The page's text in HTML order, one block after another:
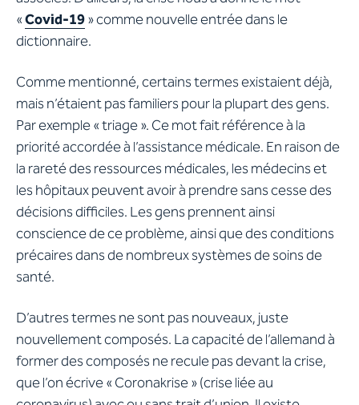
«Covid-19» comme nouvelle entrée dans le
dictionnaire.
Comme mentionné, certains termes existaient déjà,
mais n’étaient pas familiers pour la plupart des gens.
Par exemple « triage ». Ce mot fait référence à la
priorité accordée à l’assistance médicale. En raison de
la rareté des ressources médicales, les médecins et
les hôpitaux peuvent avoir à prendre sans cesse des
décisions difficiles. Les gens prennent ainsi
conscience de ce problème, ainsi que des conditions
précaires dans de nombreux systèmes de soins de
santé.
D’autres termes ne sont pas nouveaux, juste
nouvellement composés. La capacité de l’allemand à
former des composés ne recule pas devant la crise,
que l’on écrive « Coronakrise » (crise liée au